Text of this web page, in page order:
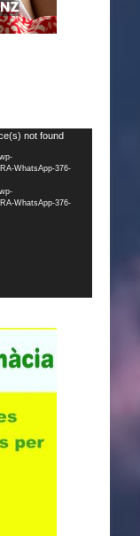
not found
WhatsApp-376-
WhatsApp-376-